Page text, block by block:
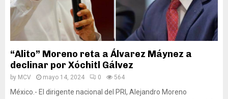
“Alito” Moreno reta a Álvarez Máynez a
declinar por Xóchitl Gálvez
by MCV mayo 14, 2024 0 564
México.- El dirigente nacional del PRI, Alejandro Moreno